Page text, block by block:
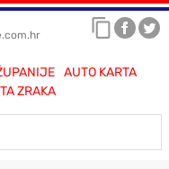
AUTO KARTA
ZRAKA